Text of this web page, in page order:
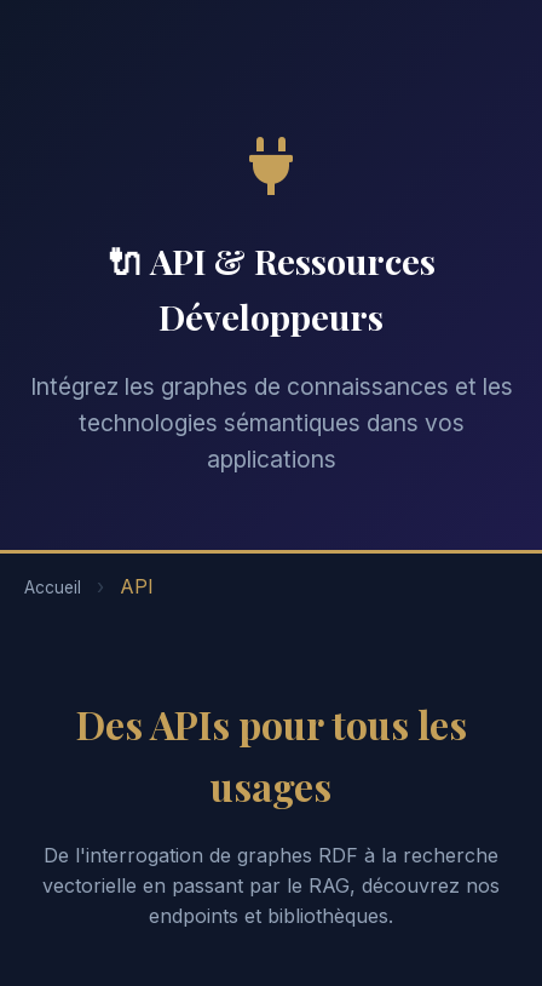
🔌 API & Ressources
Développeurs
Intégrez les graphes de connaissances et les
technologies sémantiques dans vos
applications
Accueil › API
Des APIs pour tous les
usages
De l'interrogation de graphes RDF à la recherche
vectorielle en passant par le RAG, découvrez nos
endpoints et bibliothèques.